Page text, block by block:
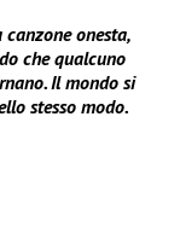
canzone onesta,
che qualcuno
Il mondo si
stesso modo.